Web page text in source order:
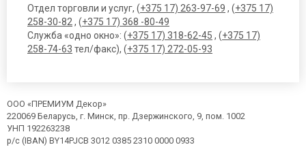
Отдел торговли и услуг, (+375 17) 263-97-69 , (+375 17)
258-30-82 , (+375 17) 368 -80-49
Служба «одно окно»: (+375 17) 318-62-45 , (+375 17)
258-74-63 тел/факс), (+375 17) 272-05-93
ООО «ПРЕМИУМ Декор»
220069 Беларусь, г. Минск, пр. Дзержинского, 9, пом. 1002
УНП 192263238
р/с (IBAN) BY14PJCB 3012 0385 2310 0000 0933